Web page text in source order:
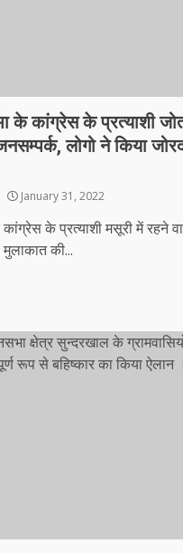
के कांग्रेस के प्रत्याशी
लोगो ने किया
January 31, 2022
के प्रत्याशी मसूरी में रहने
की...